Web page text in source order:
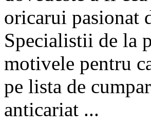
oricarui pasionat
Specialistii de la
motivele pentru
pe lista de
anticariat ...